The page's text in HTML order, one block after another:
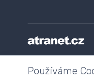
Používáme